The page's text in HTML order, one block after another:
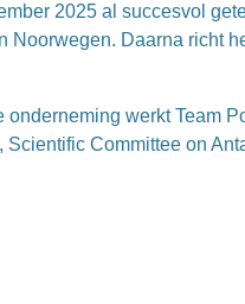
2025 al succesvol
Noorwegen. Daarna richt
onderneming werkt Team
Scientific Committee on